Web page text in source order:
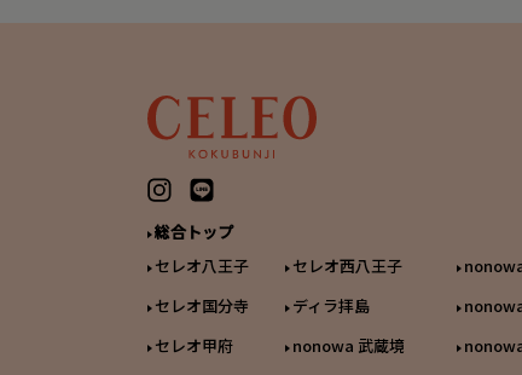
総合トップ
セレオ八王子
セレオ国分寺
セレオ甲府
セレオ西八王子
ディラ拝島
nonowa 武蔵境